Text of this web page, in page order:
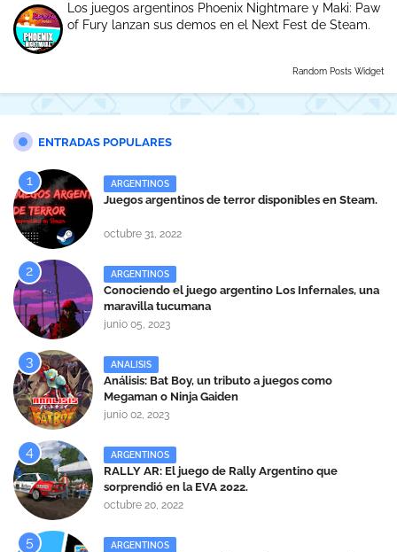
Los juegos argentinos Phoenix Nightmare y Maki: Paw
of Fury lanzan sus demos en el Next Fest de Steam.
Random Posts Widget
ENTRADAS POPULARES
ARGENTINOS
Juegos argentinos de terror disponibles en Steam.
octubre 31, 2022
ARGENTINOS
Conociendo el juego argentino Los Infernales, una
maravilla tucumana
junio 05, 2023
ANALISIS
Análisis: Bat Boy, un tributo a juegos como
Megaman o Ninja Gaiden
junio 02, 2023
ARGENTINOS
RALLY AR: El juego de Rally Argentino que
sorprendió en la EVA 2022.
octubre 20, 2022
ARGENTINOS